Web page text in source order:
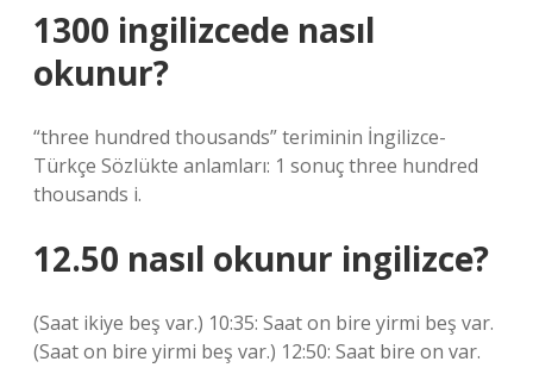
1300 ingilizcede nasıl
okunur?
“three hundred thousands” teriminin İngilizce-
Türkçe Sözlükte anlamları: 1 sonuç three hundred
thousands i.
12.50 nasıl okunur ingilizce?
(Saat ikiye beş var.) 10:35: Saat on bire yirmi beş var.
(Saat on bire yirmi beş var.) 12:50: Saat bire on var.